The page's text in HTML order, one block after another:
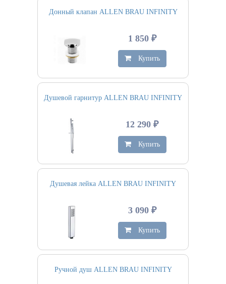
Донный клапан ALLEN BRAU INFINITY
1 850 ₽
Купить
Душевой гарнитур ALLEN BRAU INFINITY
12 290 ₽
Купить
Душевая лейка ALLEN BRAU INFINITY
3 090 ₽
Купить
Ручной душ ALLEN BRAU INFINITY